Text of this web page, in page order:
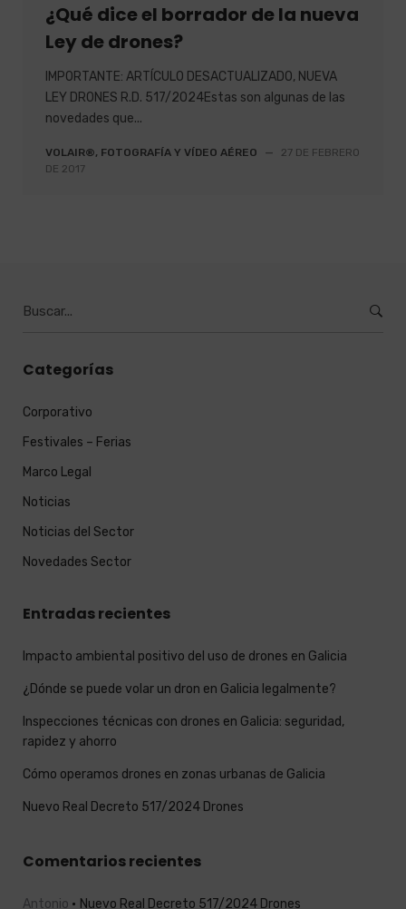
¿Qué dice el borrador de la nueva
Ley de drones?
IMPORTANTE: ARTÍCULO DESACTUALIZADO, NUEVA
LEY DRONES R.D. 517/2024Estas son algunas de las
novedades que...
VOLAIR®, FOTOGRAFÍA Y VÍDEO AÉREO —
27 DE FEBRERO
DE 2017
Categorías
Corporativo
Festivales – Ferias
Marco Legal
Noticias
Noticias del Sector
Novedades Sector
Entradas recientes
Impacto ambiental positivo del uso de drones en Galicia
¿Dónde se puede volar un dron en Galicia legalmente?
Inspecciones técnicas con drones en Galicia: seguridad,
rapidez y ahorro
Cómo operamos drones en zonas urbanas de Galicia
Nuevo Real Decreto 517/2024 Drones
Comentarios recientes
Antonio Nuevo Real Decreto 517/2024 Drones